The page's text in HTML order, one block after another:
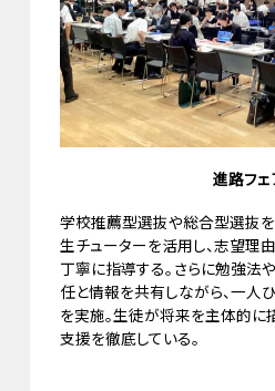
進路フェ
学校推薦型選抜や総合型選抜
生チューターを活用し、志望理
丁寧に指導する。さらに勉強法
任と情報を共有しながら、一人
を実施。生徒が将来を主体的に
支援を徹底している。